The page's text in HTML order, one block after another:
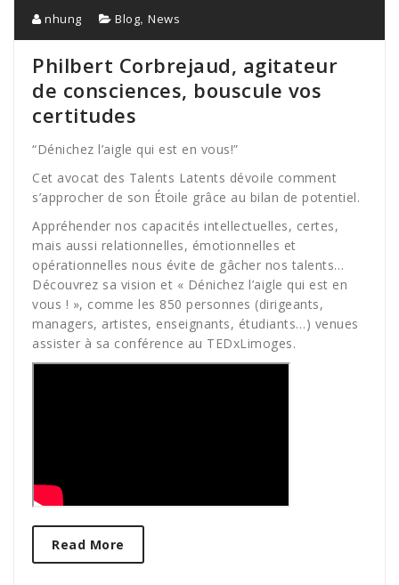
nhung Blog, News
Philbert Corbrejaud, agitateur
de consciences, bouscule vos
certitudes
“Dénichez l’aigle qui est en vous!”
Cet avocat des Talents Latents dévoile comment
s’approcher de son Étoile grâce au bilan de potentiel.
Appréhender nos capacités intellectuelles, certes,
mais aussi relationnelles, émotionnelles et
opérationnelles nous évite de gâcher nos talents…
Découvrez sa vision et « Dénichez l’aigle qui est en
vous ! », comme les 850 personnes (dirigeants,
managers, artistes, enseignants, étudiants…) venues
assister à sa conférence au TEDxLimoges.
Read More